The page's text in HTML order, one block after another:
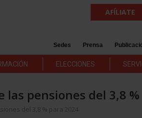
AFÍLIATE
Sedes Prensa
ELECCIONES
las pensiones del 3,8
del 3,8 % para 2024